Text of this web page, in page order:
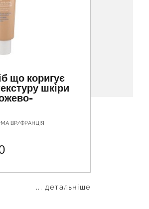
що коригує
шкіри
ВР/ФРАНЦІЯ
... детальніше